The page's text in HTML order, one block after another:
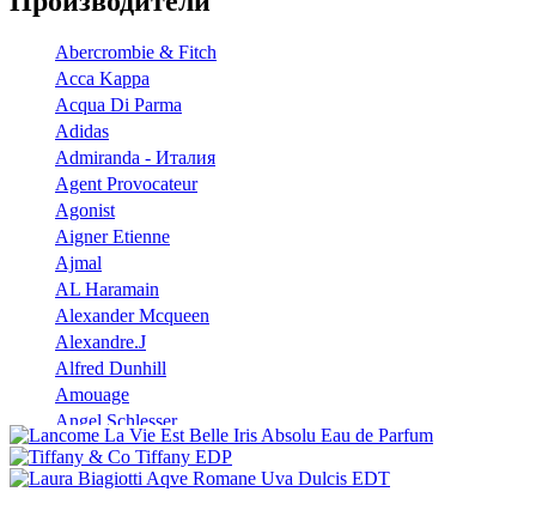
Abercrombie & Fitch
Acca Kappa
Acqua Di Parma
Adidas
Admiranda - Италия
Agent Provocateur
Agonist
Aigner Etienne
Ajmal
AL Haramain
Alexander Mcqueen
Alexandre.J
Alfred Dunhill
Amouage
Angel Schlesser
Anna Sui
Annayake